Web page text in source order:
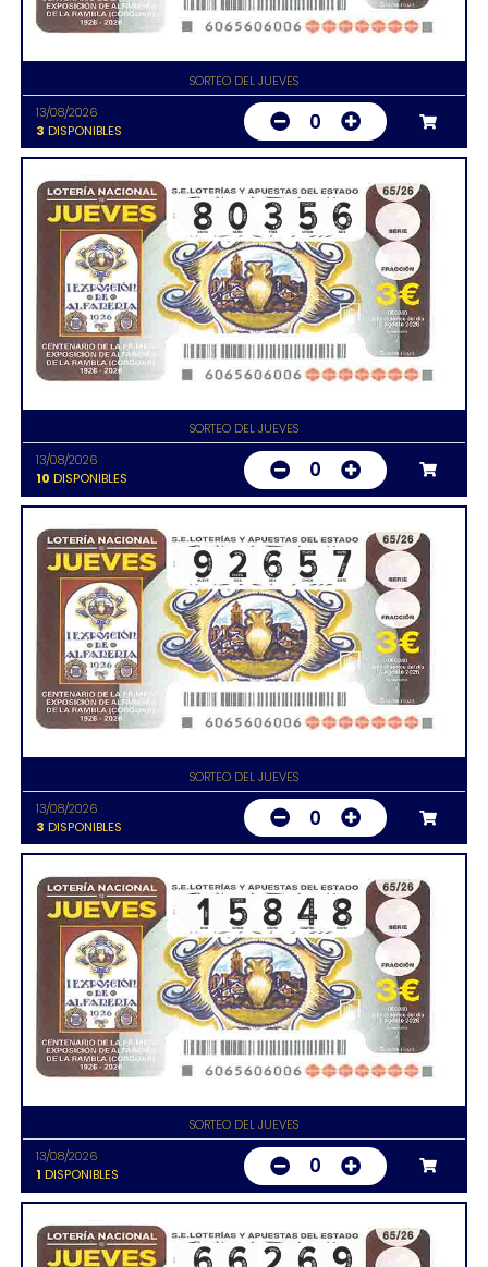
SORTEO DEL JUEVES
13/08/2026
3 DISPONIBLES 0
SORTEO DEL JUEVES
13/08/2026
10 DISPONIBLES 0
SORTEO DEL JUEVES
13/08/2026
3 DISPONIBLES 0
SORTEO DEL JUEVES
13/08/2026
1 DISPONIBLES 0